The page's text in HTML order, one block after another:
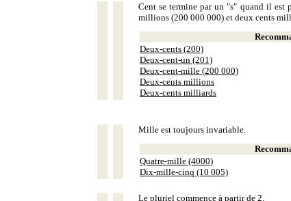
Cent se termine par un "s" quand il est
millions (200 000 000) et deux cents
Deux-cents (200)
Deux-cent-un (201)
Deux-cent-mille (200 000)
Deux-cents millions
Deux-cents milliards
Mille est toujours invariable.
Quatre-mille (4000)
Dix-mille-cinq (10 005)
Le pluriel commence à partir de 2.